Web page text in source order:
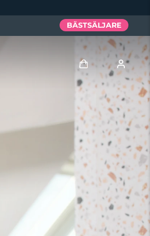
BÄSTSÄLJARE
Logga in
Användarprofil
Mina enheter
Mina beställningar
Mina adresser
Mina prenumerationer